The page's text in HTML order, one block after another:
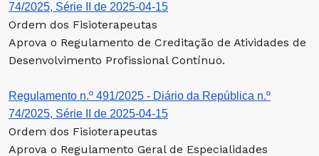
74/2025, Série II de 2025-04-15
Ordem dos Fisioterapeutas
Aprova o Regulamento de Creditação de Atividades de
Desenvolvimento Profissional Contínuo.
Regulamento n.º 491/2025 - Diário da República n.º
74/2025, Série II de 2025-04-15
Ordem dos Fisioterapeutas
Aprova o Regulamento Geral de Especialidades